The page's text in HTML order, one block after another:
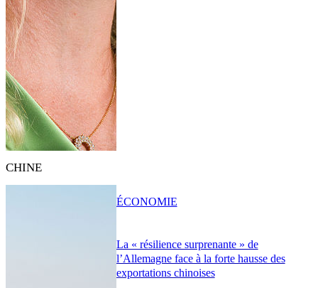
CHINE
La « résilience surprenante » de
l’Allemagne face à la forte hausse des
exportations chinoises
ÉCONOMIE